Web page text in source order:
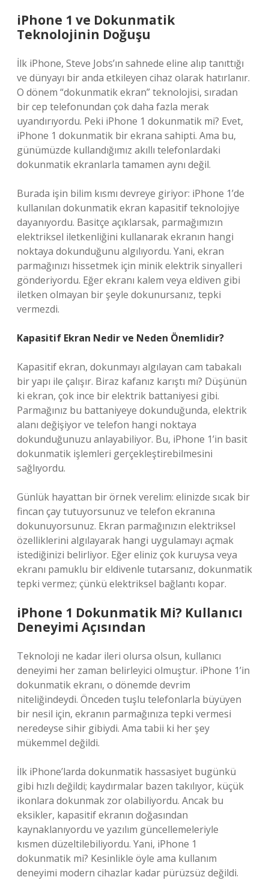
iPhone 1 ve Dokunmatik
Teknolojinin Doğuşu
İlk iPhone, Steve Jobs’ın sahnede eline alıp tanıttığı
ve dünyayı bir anda etkileyen cihaz olarak hatırlanır.
O dönem “dokunmatik ekran” teknolojisi, sıradan
bir cep telefonundan çok daha fazla merak
uyandırıyordu. Peki iPhone 1 dokunmatik mi? Evet,
iPhone 1 dokunmatik bir ekrana sahipti. Ama bu,
günümüzde kullandığımız akıllı telefonlardaki
dokunmatik ekranlarla tamamen aynı değil.
Burada işin bilim kısmı devreye giriyor: iPhone 1’de
kullanılan dokunmatik ekran kapasitif teknolojiye
dayanıyordu. Basitçe açıklarsak, parmağımızın
elektriksel iletkenliğini kullanarak ekranın hangi
noktaya dokunduğunu algılıyordu. Yani, ekran
parmağınızı hissetmek için minik elektrik sinyalleri
gönderiyordu. Eğer ekranı kalem veya eldiven gibi
iletken olmayan bir şeyle dokunursanız, tepki
vermezdi.
Kapasitif Ekran Nedir ve Neden Önemlidir?
Kapasitif ekran, dokunmayı algılayan cam tabakalı
bir yapı ile çalışır. Biraz kafanız karıştı mı? Düşünün
ki ekran, çok ince bir elektrik battaniyesi gibi.
Parmağınız bu battaniyeye dokunduğunda, elektrik
alanı değişiyor ve telefon hangi noktaya
dokunduğunuzu anlayabiliyor. Bu, iPhone 1’in basit
dokunmatik işlemleri gerçekleştirebilmesini
sağlıyordu.
Günlük hayattan bir örnek verelim: elinizde sıcak bir
fincan çay tutuyorsunuz ve telefon ekranına
dokunuyorsunuz. Ekran parmağınızın elektriksel
özelliklerini algılayarak hangi uygulamayı açmak
istediğinizi belirliyor. Eğer eliniz çok kuruysa veya
ekranı pamuklu bir eldivenle tutarsanız, dokunmatik
tepki vermez; çünkü elektriksel bağlantı kopar.
iPhone 1 Dokunmatik Mi? Kullanıcı
Deneyimi Açısından
Teknoloji ne kadar ileri olursa olsun, kullanıcı
deneyimi her zaman belirleyici olmuştur. iPhone 1’in
dokunmatik ekranı, o dönemde devrim
niteliğindeydi. Önceden tuşlu telefonlarla büyüyen
bir nesil için, ekranın parmağınıza tepki vermesi
neredeyse sihir gibiydi. Ama tabii ki her şey
mükemmel değildi.
İlk iPhone’larda dokunmatik hassasiyet bugünkü
gibi hızlı değildi; kaydırmalar bazen takılıyor, küçük
ikonlara dokunmak zor olabiliyordu. Ancak bu
eksikler, kapasitif ekranın doğasından
kaynaklanıyordu ve yazılım güncellemeleriyle
kısmen düzeltilebiliyordu. Yani, iPhone 1
dokunmatik mi? Kesinlikle öyle ama kullanım
deneyimi modern cihazlar kadar pürüzsüz değildi.